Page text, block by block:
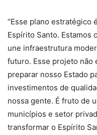
“Esse plano estratégico
Espírito Santo. Estamos
une infraestrutura
futuro. Esse projeto não
preparar nosso Estado
investimentos de
nossa gente. É fruto de
municípios e setor
transformar o Espírito